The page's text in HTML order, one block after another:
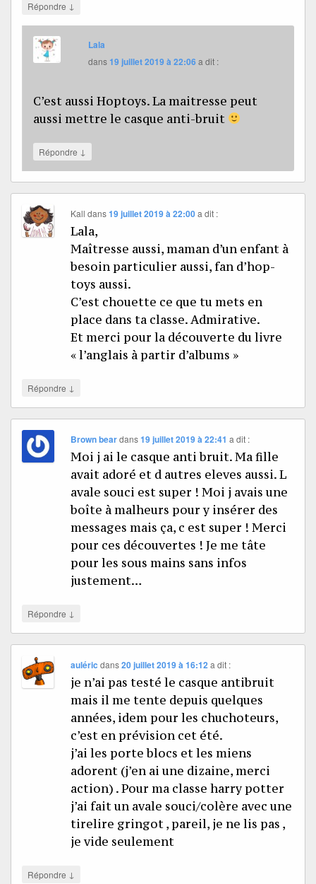
Répondre ↓
Lala
dans19 juillet 2019 à 22:06 a dit :
C’est aussi Hoptoys. La maitresse peut
aussi mettre le casque anti-bruit
Répondre ↓
Kall dans19 juillet 2019 à 22:00 a dit :
Lala,
Maîtresse aussi, maman d’un enfant à
besoin particulier aussi, fan d’hop-
toys aussi.
C’est chouette ce que tu mets en
place dans ta classe. Admirative.
Et merci pour la découverte du livre
« l’anglais à partir d’albums »
Répondre ↓
Brown beardans19 juillet 2019 à 22:41 a dit :
Moi j ai le casque anti bruit. Ma fille
avait adoré et d autres eleves aussi. L
avale souci est super ! Moi j avais une
boîte à malheurs pour y insérer des
messages mais ça, c est super ! Merci
pour ces découvertes ! Je me tâte
pour les sous mains sans infos
justement…
Répondre ↓
auléric dans20 juillet 2019 à 16:12 a dit :
je n’ai pas testé le casque antibruit
mais il me tente depuis quelques
années, idem pour les chuchoteurs,
c’est en prévision cet été.
j’ai les porte blocs et les miens
adorent (j’en ai une dizaine, merci
action) . Pour ma classe harry potter
j’ai fait un avale souci/colère avec une
tirelire gringot , pareil, je ne lis pas ,
je vide seulement
Répondre ↓